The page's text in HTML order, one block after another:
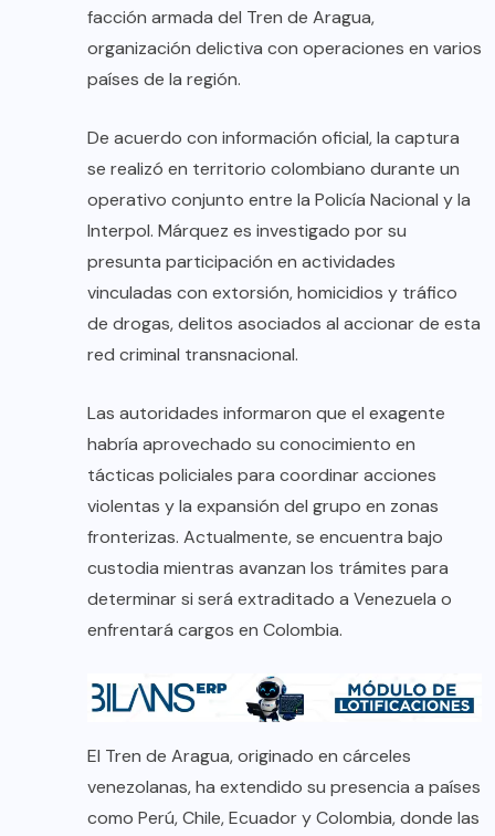
facción armada del Tren de Aragua,
organización delictiva con operaciones en varios
países de la región.
De acuerdo con información oficial, la captura
se realizó en territorio colombiano durante un
operativo conjunto entre la Policía Nacional y la
Interpol. Márquez es investigado por su
presunta participación en actividades
vinculadas con extorsión, homicidios y tráfico
de drogas, delitos asociados al accionar de esta
red criminal transnacional.
Las autoridades informaron que el exagente
habría aprovechado su conocimiento en
tácticas policiales para coordinar acciones
violentas y la expansión del grupo en zonas
fronterizas. Actualmente, se encuentra bajo
custodia mientras avanzan los trámites para
determinar si será extraditado a Venezuela o
enfrentará cargos en Colombia.
El Tren de Aragua, originado en cárceles
venezolanas, ha extendido su presencia a países
como Perú, Chile, Ecuador y Colombia, donde las